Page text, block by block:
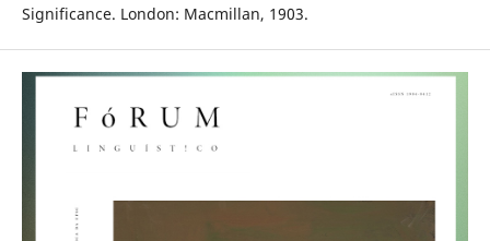
Significance. London: Macmillan, 1903.